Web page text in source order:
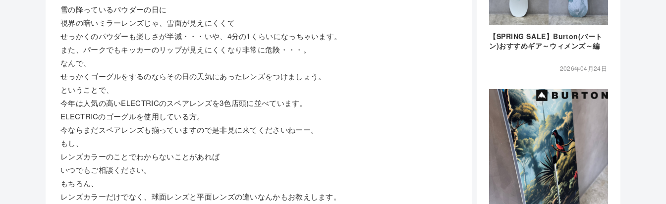
雪の降っているパウダーの日に
視界の暗いミラーレンズじゃ、雪面が見えにくくて
せっかくのパウダーも楽しさが半減・・・いや、4分の1くらいになっちゃいます。
また、パークでもキッカーのリップが見えにくくなり非常に危険・・・。
なんで、
せっかくゴーグルをするのならその日の天気にあったレンズをつけましょう。
ということで、
今年は人気の高いELECTRICのスペアレンズを3色店頭に並べています。
ELECTRICのゴーグルを使用している方。
今ならまだスペアレンズも揃っていますので是非見に来てくださいねーー。
もし、
レンズカラーのことでわからないことがあれば
いつでもご相談ください。
もちろん、
レンズカラーだけでなく、球面レンズと平面レンズの違いなんかもお教えします。
【SPRING SALE】Burton(バート
ン)おすすめギア～ウィメンズ～編
2026年04月24日